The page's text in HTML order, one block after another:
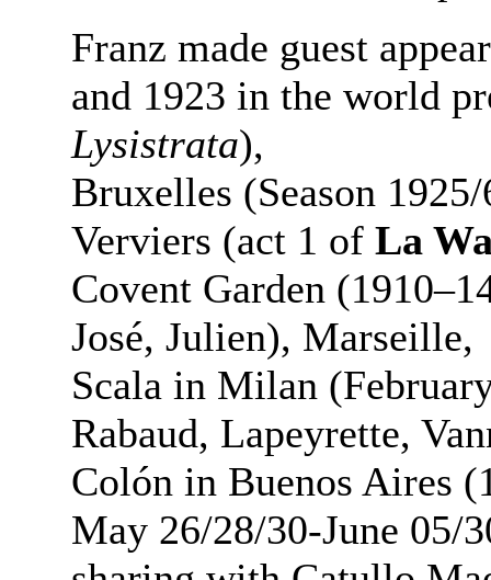
Franz made guest
and 1923 in the world
Lysistrata),
Bruxelles (Season
Verviers (act 1 of La
Covent Garden
José, Julien), Marseille,
Scala in Milan
Rabaud, Lapeyrette,
Colón in Buenos Aires
May 26/28/30-June 05/